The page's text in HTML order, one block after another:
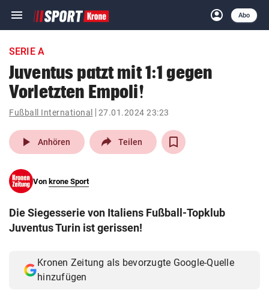
menu Navigation
ein-/ausklappen
account_circle
Anmelden
Abo
close Schließen
account_circle Anmelden
pin_drop
Wien arrow_right
search
eingeben
© Krone Multimedia GmbH & Co KG 2026
SERIE A
Juventus patzt mit 1:1 gegen
Vorletzten Empoli!
Fußball International 27.01.2024 23:23
play_arrow Anhören Teilen
Von krone Sport
Die Siegesserie von Italiens Fußball-Topklub
Juventus Turin ist gerissen!
Kronen Zeitung als bevorzugte Google-Quelle
hinzufügen